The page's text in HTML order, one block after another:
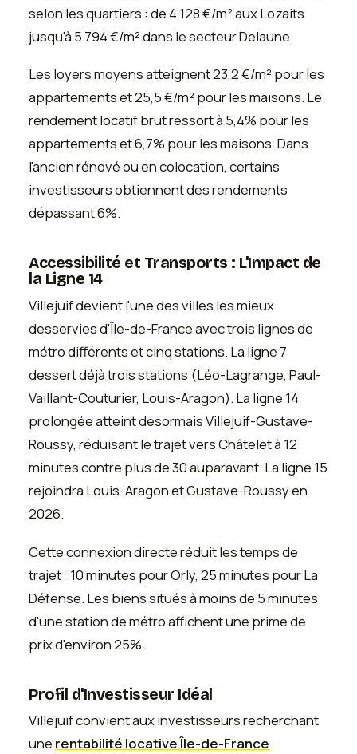
selon les quartiers : de 4 128 €/m² aux Lozaits
jusqu'à 5 794 €/m² dans le secteur Delaune.
Les loyers moyens atteignent 23,2 €/m² pour les
appartements et 25,5 €/m² pour les maisons. Le
rendement locatif brut ressort à 5,4% pour les
appartements et 6,7% pour les maisons. Dans
l'ancien rénové ou en colocation, certains
investisseurs obtiennent des rendements
dépassant 6%.
Accessibilité et Transports : L'Impact de
la Ligne 14
Villejuif devient l'une des villes les mieux
desservies d'Île-de-France avec trois lignes de
métro différents et cinq stations. La ligne 7
dessert déjà trois stations (Léo-Lagrange, Paul-
Vaillant-Couturier, Louis-Aragon). La ligne 14
prolongée atteint désormais Villejuif-Gustave-
Roussy, réduisant le trajet vers Châtelet à 12
minutes contre plus de 30 auparavant. La ligne 15
rejoindra Louis-Aragon et Gustave-Roussy en
2026.
Cette connexion directe réduit les temps de
trajet : 10 minutes pour Orly, 25 minutes pour La
Défense. Les biens situés à moins de 5 minutes
d'une station de métro affichent une prime de
prix d'environ 25%.
Profil d'Investisseur Idéal
Villejuif convient aux investisseurs recherchant
une rentabilité locative Île-de-France